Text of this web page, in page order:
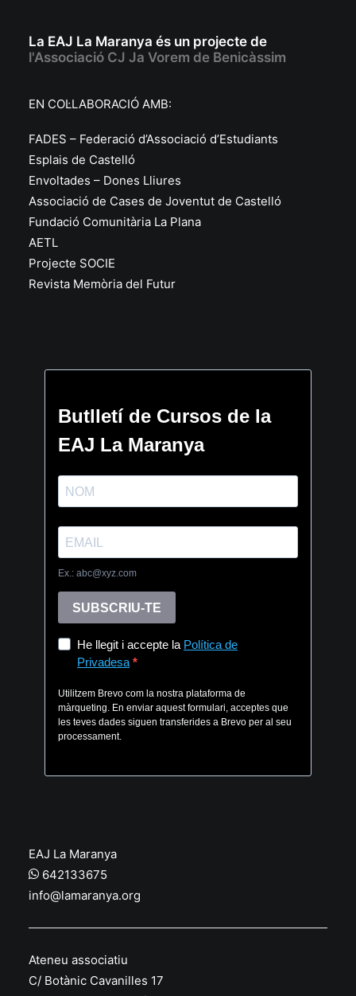
La EAJ La Maranya és un projecte de
l'Associació CJ Ja Vorem de Benicàssim
EN COL·LABORACIÓ AMB:
FADES – Federació d’Associació d’Estudiants
Esplais de Castelló
Envoltades – Dones Lliures
Associació de Cases de Joventut de Castelló
Fundació Comunitària La Plana
AETL
Projecte SOCIE
Revista Memòria del Futur
EAJ La Maranya
642133675
info@lamaranya.org
Ateneu associatiu
C/ Botànic Cavanilles 17